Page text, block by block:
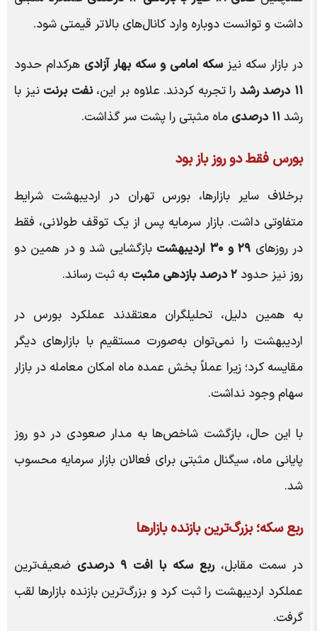
داشت و توانست دوباره وارد کانال‌های بالاتر قیمتی شود.
در بازار سکه نیزسکه امامی و سکه بهار آزادی هرکدام حدود
۱۱ درصد رشد
را تجربه کردند. علاوه بر این،نفت برنت نیز با
رشد۱۱ درصدی ماه مثبتی را پشت سر گذاشت.
بورس فقط دو روز باز بود
برخلاف سایر بازارها، بورس تهران در اردیبهشت شرایط
متفاوتی داشت. بازار سرمایه پس از یک توقف طولانی، فقط
در روزهای ۲۹ و ۳۰ اردیبهشت
بازگشایی شد و در همین دو
روز نیز حدود ۲ درصد بازدهی مثبت به ثبت رساند.
به همین دلیل، تحلیلگران معتقدند عملکرد بورس در
اردیبهشت را نمی‌توان به‌صورت مستقیم با بازارهای دیگر
مقایسه کرد؛ زیرا عملاً بخش عمده ماه امکان معامله در بازار
سهام وجود نداشت.
با این حال، بازگشت شاخص‌ها به مدار صعودی در دو روز
پایانی ماه، سیگنال مثبتی برای فعالان بازار سرمایه محسوب
شد.
ربع سکه؛ بزرگ‌ترین بازنده بازارها
در سمت مقابل،ربع سکه با افت ۹ درصدی
ضعیف‌ترین
عملکرد اردیبهشت را ثبت کرد و بزرگ‌ترین بازنده بازارها لقب
گرفت.